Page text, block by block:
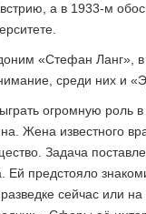
а в 1933-м
«Стефан Ланг», в
среди них и
огромную роль
Жена известного
Задача
предстояло
сейчас или на